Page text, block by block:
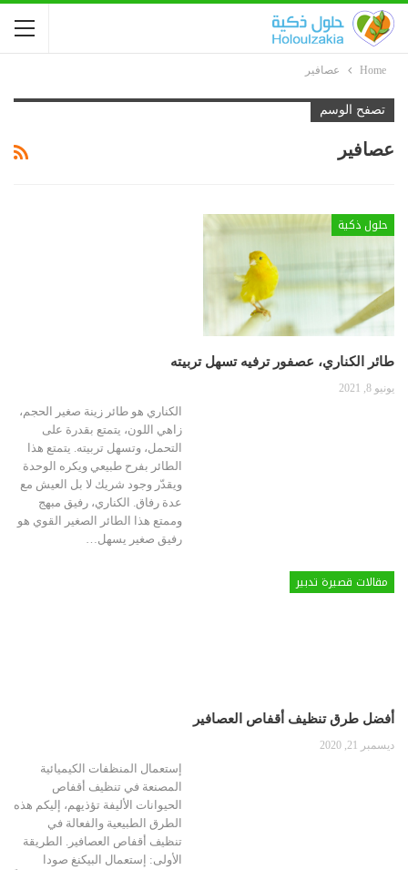
Home عصافير
تصفح الوسم
عصافير
حلول ذكية
طائر الكناري، عصفور ترفيه تسهل تربيته
يونيو 8, 2021
الكناري هو طائر زينة صغير الحجم،
زاهي اللون، يتمتع بقدرة على
التحمل، وتسهل تربيته. يتمتع هذا
الطائر بفرح طبيعي ويكره الوحدة
ويقدّر وجود شريك لا بل العيش مع
عدة رفاق. الكناري، رفيق مبهج
وممتع هذا الطائر الصغير القوي هو
رفيق صغير يسهل…
مقالات قصيرة تدبير
أفضل طرق تنظيف أقفاص العصافير
ديسمبر 21, 2020
إستعمال المنظفات الكيميائية
المصنعة في تنظيف أقفاص
الحيوانات الأليفة تؤذيهم، إليكم هذه
الطرق الطبيعية والفعالة في
تنظيف أقفاص العصافير. الطريقة
الأولى: إستعمال البيكنغ صودا